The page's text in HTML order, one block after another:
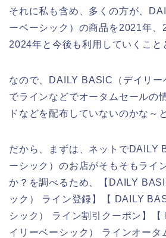
それに私も含め、多くの方が、
ーベーシック）の商品を2021年、
2024年と今後も利用していくこと
なので、DAILY BASIC（デイリー
でラインなどでオータムセールの
ドなどを配布していないのかな～
だから、まずは、ネットでDAILY
ーシック）のお店がそもそもライ
か？を調べるため、【DAILY
ック） ライン登録】【 DAILY
シック） ライン割引クーポン】
イリーベーシック） ラインオータ